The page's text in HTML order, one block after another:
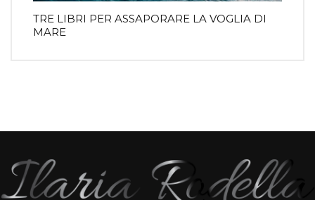
TRE LIBRI PER ASSAPORARE LA VOGLIA DI
MARE